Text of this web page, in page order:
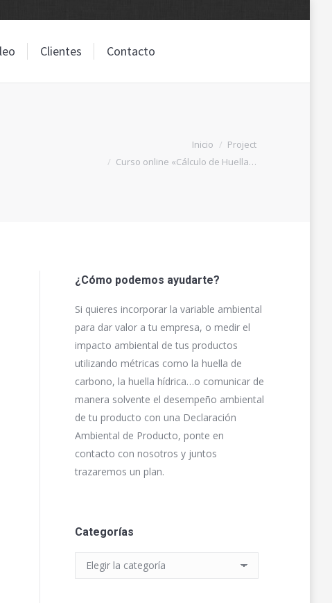
Clientes Contacto
Inicio
Project
Curso online «Cálculo de Huella…
¿Cómo podemos ayudarte?
Si quieres incorporar la variable ambiental
para dar valor a tu empresa, o medir el
impacto ambiental de tus productos
utilizando métricas como la huella de
carbono, la huella hídrica…o comunicar de
manera solvente el desempeño ambiental
de tu producto con una Declaración
Ambiental de Producto, ponte en
contacto con nosotros y juntos
trazaremos un plan.
Categorías
Categorías